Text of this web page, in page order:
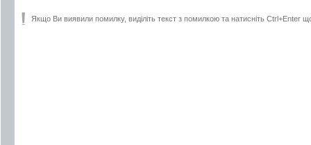
Якщо Ви виявили помилку, виділіть текст з помилкою та натисніть Ctrl+Enter